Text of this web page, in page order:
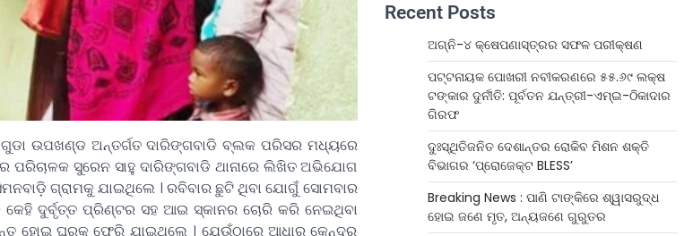
ଉପଖଣ୍ଡ ଅନ୍ତର୍ଗତ ଦାରିଙ୍ଗବାଡି ବ୍ଲକ ପରିସର ମଧ୍ୟରେ
ସୁରେନ ସାହୁ ଦାରିଙ୍ଗବାଡି ଥାନାରେ ଲିଖିତ ଅଭିଯୋଗ
ଗ୍ରାମକୁ ଯାଇଥିଲେ । ରବିବାର ଛୁଟି ଥିବା ଯୋଗୁଁ ସୋମବାର
କେହି ଦୁର୍ବୃତ୍ତ ପ୍ରିଣ୍ଟର ସହ ଆଇ ସ୍କାନର ଚୋରି କରି ନେଇଥିବା
ହୋଇ ଘରକୁ ଫେରି ଯାଇଥିଲେ । ଯେଉଁଠାରେ ଆଧାର କେନ୍ଦ୍ର
Recent Posts
ଅଗ୍ନି-୪ କ୍ଷେପଣାସ୍ତ୍ରର ସଫଳ ପରୀକ୍ଷଣ
ପଟ୍ଟନାୟକ ପୋଖରୀ ନବୀକରଣରେ ୫୫.୬୯ ଲକ୍ଷ
ଟଙ୍କାର ଦୁର୍ନୀତି: ପୂର୍ବତନ ଯନ୍ତ୍ରୀ-ଏମ୍‌ଇ-ଠିକାଦାର
ଗିରଫ
ଦୁଃସ୍ଥିତିଜନିତ ଦେଶାନ୍ତର ରୋକିବ ମିଶନ ଶକ୍ତି
ବିଭାଗର ‘ପ୍ରୋଜେକ୍ଟ BLESS’
Breaking News : ପାଣି ଟାଙ୍କିରେ ଶ୍ୱାସରୁଦ୍ଧ
ହୋଇ ଜଣେ ମୃତ, ଅନ୍ୟଜଣେ ଗୁରୁତର